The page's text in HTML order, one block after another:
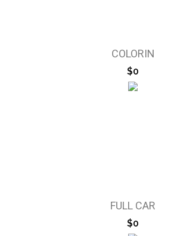
COLORIN
$0
FULL CAR
$0